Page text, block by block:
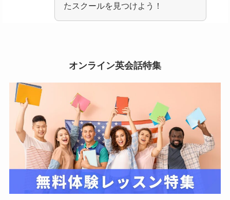
たスクールを見つけよう！
オンライン英会話特集